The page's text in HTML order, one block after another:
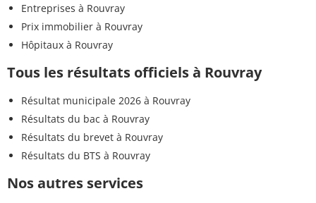
Entreprises à Rouvray
Prix immobilier à Rouvray
Hôpitaux à Rouvray
Tous les résultats officiels à Rouvray
Résultat municipale 2026 à Rouvray
Résultats du bac à Rouvray
Résultats du brevet à Rouvray
Résultats du BTS à Rouvray
Nos autres services